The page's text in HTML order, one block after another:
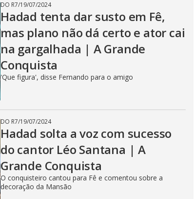
DO R7/19/07/2024
Hadad tenta dar susto em Fê,
mas plano não dá certo e ator cai
na gargalhada | A Grande
Conquista
'Que figura', disse Fernando para o amigo
DO R7/19/07/2024
Hadad solta a voz com sucesso
do cantor Léo Santana | A
Grande Conquista
O conquisteiro cantou para Fê e comentou sobre a
decoração da Mansão